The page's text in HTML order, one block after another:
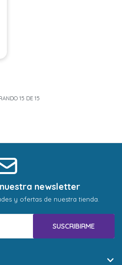
15 DE 15
newsletter
y ofertas de nuestra tienda.
SUSCRIBIRME